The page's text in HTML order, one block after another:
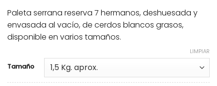
de clientes
Paleta serrana reserva 7 hermanos, deshuesada y
envasada al vacío, de cerdos blancos grasos,
disponible en varios tamaños.
Tamaño
LIMPIAR